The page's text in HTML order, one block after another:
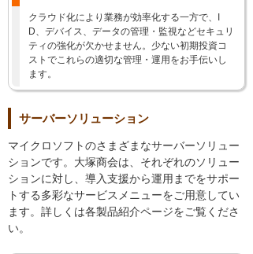
クラウド化により業務が効率化する一方で、I
D、デバイス、データの管理・監視などセキュリ
ティの強化が欠かせません。少ない初期投資コ
ストでこれらの適切な管理・運用をお手伝いし
ます。
サーバーソリューション
マイクロソフトのさまざまなサーバーソリュー
ションです。大塚商会は、それぞれのソリュー
ションに対し、導入支援から運用までをサポー
トする多彩なサービスメニューをご用意してい
ます。詳しくは各製品紹介ページをご覧くださ
い。